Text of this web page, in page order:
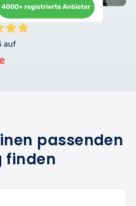
auf
passenden
finden